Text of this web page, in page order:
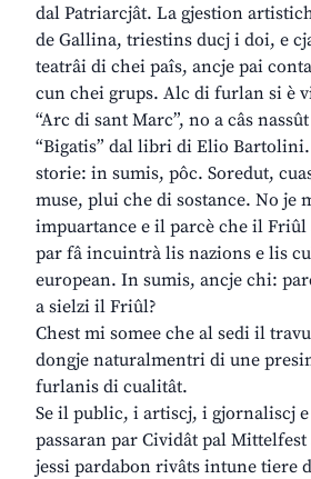
dal Patriarcjât. La gjestion
de Gallina, triestins ducj i doi, e
teatrâi di chei paîs, ancje pai
cun chei grups. Alc di furlan si è
“Arc di sant Marc”, no a câs
“Bigatis” dal libri di Elio
storie: in sumis, pôc. Soredut,
muse, plui che di sostance. No je
impuartance e il parcè che il
par fâ incuintrà lis nazions e lis
european. In sumis, ancje chi:
a sielzi il Friûl?
Chest mi somee che al sedi il
dongje naturalmentri di une
furlanis di cualitât.
Se il public, i artiscj, i gjornaliscj
passaran par Cividât pal
jessi pardabon rivâts intune tiere